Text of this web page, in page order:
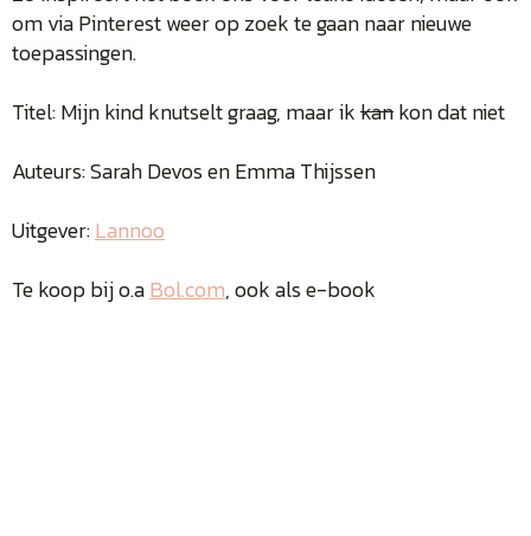
om via Pinterest weer op zoek te gaan naar nieuwe
toepassingen.
Titel: Mijn kind knutselt graag, maar ikkankon dat niet
Auteurs: Sarah Devos en Emma Thijssen
Uitgever:Lannoo
Te koop bij o.aBol.com, ook als e-book